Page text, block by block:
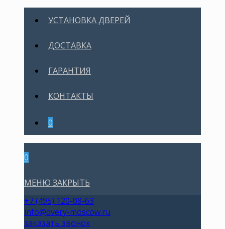
УСТАНОВКА ДВЕРЕЙ
ДОСТАВКА
ГАРАНТИЯ
КОНТАКТЫ
0
0
МЕНЮ ЗАКРЫТЬ
+7 (495) 120-08-63
info@dvery-moscow.ru
заказать звонок